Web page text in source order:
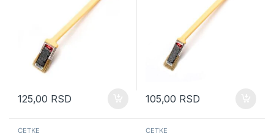
125,00 RSD 105,00 RSD
ČETKE ČETKE